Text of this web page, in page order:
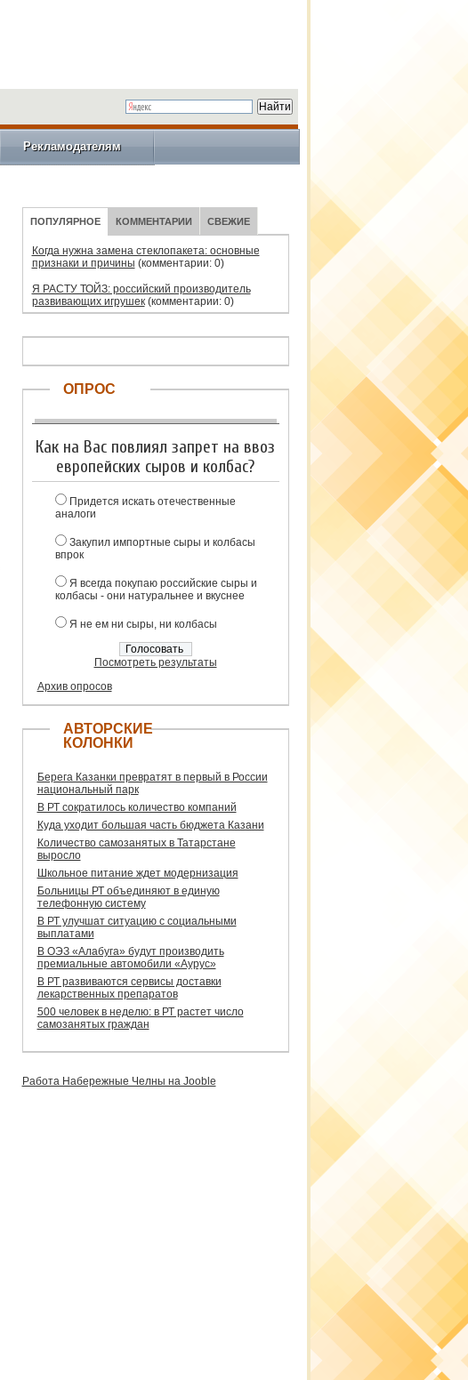
Рекламодателям
ПОПУЛЯРНОЕ КОММЕНТАРИИ СВЕЖИЕ
Когда нужна замена стеклопакета: основные
признаки и причины (комментарии: 0)
Я РАСТУ ТОЙЗ: российский производитель
развивающих игрушек(комментарии: 0)
ОПРОС
Как на Вас повлиял запрет на ввоз
европейских сыров и колбас?
Придется искать отечественные
аналоги
Закупил импортные сыры и колбасы
впрок
Я всегда покупаю российские сыры и
колбасы - они натуральнее и вкуснее
Я не ем ни сыры, ни колбасы
Посмотреть результаты
Архив опросов
АВТОРСКИЕ
КОЛОНКИ
Берега Казанки превратят в первый в России
национальный парк
В РТ сократилось количество компаний
Куда уходит большая часть бюджета Казани
Количество самозанятых в Татарстане
выросло
Школьное питание ждет модернизация
Больницы РТ объединяют в единую
телефонную систему
В РТ улучшат ситуацию с социальными
выплатами
В ОЭЗ «Алабуга» будут производить
премиальные автомобили «Аурус»
В РТ развиваются сервисы доставки
лекарственных препаратов
500 человек в неделю: в РТ растет число
самозанятых граждан
Работа Набережные Челны на Jooble